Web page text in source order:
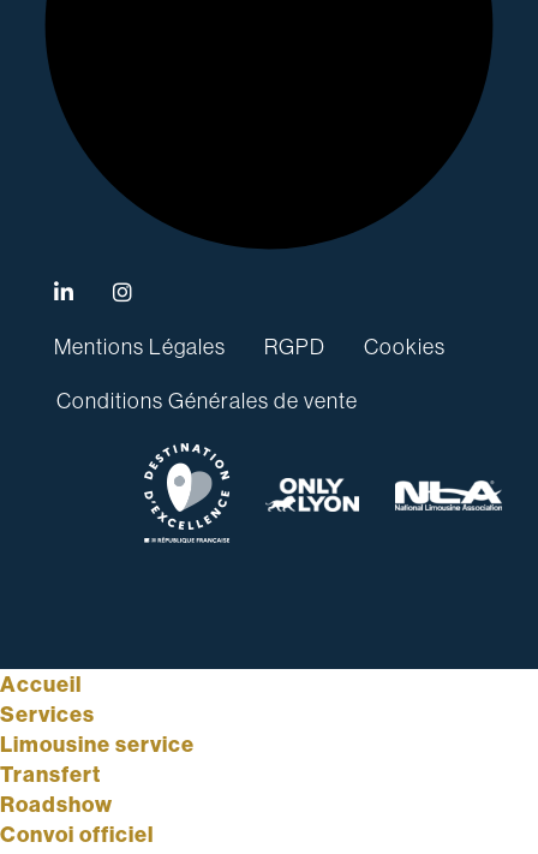
Mentions Légales RGPD
Cookies
Conditions Générales de vente
Accueil
Services
Limousine service
Transfert
Roadshow
Convoi officiel